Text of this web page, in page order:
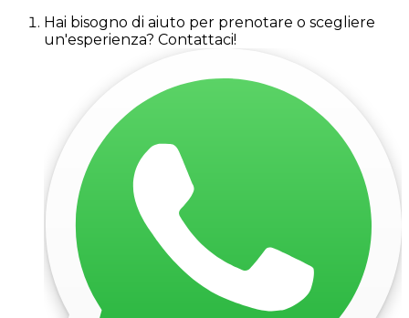
Hai bisogno di aiuto per prenotare o scegliere
un'esperienza? Contattaci!